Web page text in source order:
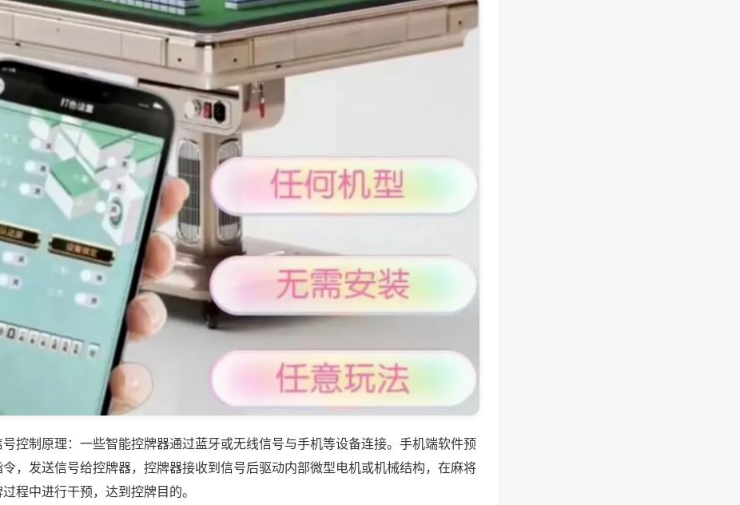
控制原理：一些智能控牌器通过蓝牙或无线信号与手机等设备连接。手机端软件预
，发送信号给控牌器，控牌器接收到信号后驱动内部微型电机或机械结构，在麻将
程中进行干预，达到控牌目的。